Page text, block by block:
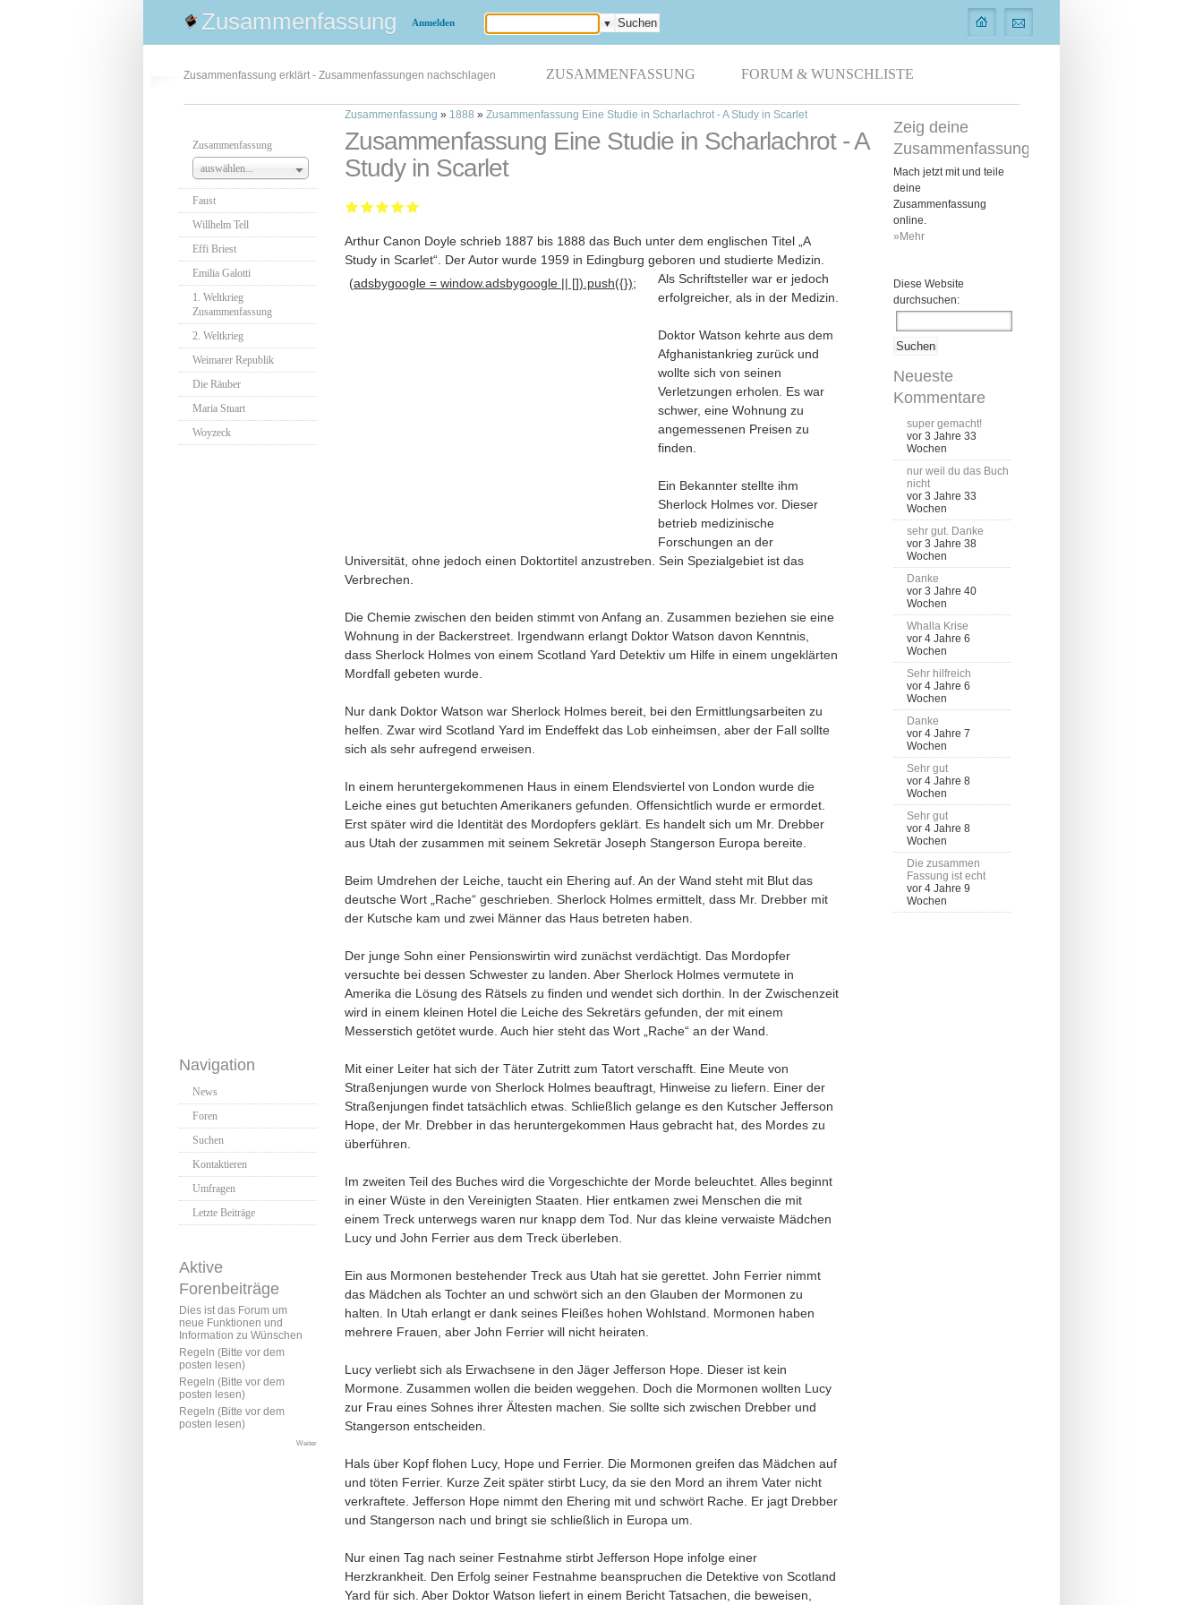
Zusammenfassung Anmelden ▼
Zusammenfassung erklärt - Zusammenfassungen nachschlagen ZUSAMMENFASSUNG FORUM & WUNSCHLISTE
Zusammenfassung
auswählen...
Faust
Willhelm Tell
Effi Briest
Emilia Galotti
1. Weltkrieg
Zusammenfassung
2. Weltkrieg
Weimarer Republik
Die Räuber
Maria Stuart
Woyzeck
Navigation
News
Foren
Suchen
Kontaktieren
Umfragen
Letzte Beiträge
Aktive
Forenbeiträge
Dies ist das Forum um
neue Funktionen und
Information zu Wünschen
Regeln (Bitte vor dem
posten lesen)
Regeln (Bitte vor dem
posten lesen)
Regeln (Bitte vor dem
posten lesen)
Weiter
Zusammenfassung » 1888 » Zusammenfassung Eine Studie in Scharlachrot - A Study in Scarlet
Zusammenfassung Eine Studie in Scharlachrot - A
Study in Scarlet
Arthur Canon Doyle schrieb 1887 bis 1888 das Buch unter dem englischen Titel „A
Study in Scarlet“. Der Autor wurde 1959 in Edingburg geboren und studierte Medizin
(adsbygoogle = window.adsbygoogle || []).push({});
Als Schriftsteller war er jedoch
erfolgreicher, als in der Medizin.
Doktor Watson kehrte aus dem
Afghanistankrieg zurück und
wollte sich von seinen
Verletzungen erholen. Es war
schwer, eine Wohnung zu
angemessenen Preisen zu
finden.
Ein Bekannter stellte ihm
Sherlock Holmes vor. Dieser
betrieb medizinische
Forschungen an der
Universität, ohne jedoch einen Doktortitel anzustreben. Sein Spezialgebiet ist das
Verbrechen.
Die Chemie zwischen den beiden stimmt von Anfang an. Zusammen beziehen sie eine
Wohnung in der Backerstreet. Irgendwann erlangt Doktor Watson davon Kenntnis,
dass Sherlock Holmes von einem Scotland Yard Detektiv um Hilfe in einem ungeklärten
Mordfall gebeten wurde.
Nur dank Doktor Watson war Sherlock Holmes bereit, bei den Ermittlungsarbeiten zu
helfen. Zwar wird Scotland Yard im Endeffekt das Lob einheimsen, aber der Fall sollte
sich als sehr aufregend erweisen.
In einem heruntergekommenen Haus in einem Elendsviertel von London wurde die
Leiche eines gut betuchten Amerikaners gefunden. Offensichtlich wurde er ermordet.
Erst später wird die Identität des Mordopfers geklärt. Es handelt sich um Mr. Drebber
aus Utah der zusammen mit seinem Sekretär Joseph Stangerson Europa bereite.
Beim Umdrehen der Leiche, taucht ein Ehering auf. An der Wand steht mit Blut das
deutsche Wort „Rache“ geschrieben. Sherlock Holmes ermittelt, dass Mr. Drebber mit
der Kutsche kam und zwei Männer das Haus betreten haben.
Der junge Sohn einer Pensionswirtin wird zunächst verdächtigt. Das Mordopfer
versuchte bei dessen Schwester zu landen. Aber Sherlock Holmes vermutete in
Amerika die Lösung des Rätsels zu finden und wendet sich dorthin. In der Zwischenzeit
wird in einem kleinen Hotel die Leiche des Sekretärs gefunden, der mit einem
Messerstich getötet wurde. Auch hier steht das Wort „Rache“ an der Wand.
Mit einer Leiter hat sich der Täter Zutritt zum Tatort verschafft. Eine Meute von
Straßenjungen wurde von Sherlock Holmes beauftragt, Hinweise zu liefern. Einer der
Straßenjungen findet tatsächlich etwas. Schließlich gelange es den Kutscher Jefferson
Hope, der Mr. Drebber in das heruntergekommen Haus gebracht hat, des Mordes zu
überführen.
Im zweiten Teil des Buches wird die Vorgeschichte der Morde beleuchtet. Alles beginnt
in einer Wüste in den Vereinigten Staaten. Hier entkamen zwei Menschen die mit
einem Treck unterwegs waren nur knapp dem Tod. Nur das kleine verwaiste Mädchen
Lucy und John Ferrier aus dem Treck überleben.
Ein aus Mormonen bestehender Treck aus Utah hat sie gerettet. John Ferrier nimmt
das Mädchen als Tochter an und schwört sich an den Glauben der Mormonen zu
halten. In Utah erlangt er dank seines Fleißes hohen Wohlstand. Mormonen haben
mehrere Frauen, aber John Ferrier will nicht heiraten.
Lucy verliebt sich als Erwachsene in den Jäger Jefferson Hope. Dieser ist kein
Mormone. Zusammen wollen die beiden weggehen. Doch die Mormonen wollten Lucy
zur Frau eines Sohnes ihrer Ältesten machen. Sie sollte sich zwischen Drebber und
Stangerson entscheiden.
Hals über Kopf flohen Lucy, Hope und Ferrier. Die Mormonen greifen das Mädchen auf
und töten Ferrier. Kurze Zeit später stirbt Lucy, da sie den Mord an ihrem Vater nicht
verkraftete. Jefferson Hope nimmt den Ehering mit und schwört Rache. Er jagt Drebber
und Stangerson nach und bringt sie schließlich in Europa um.
Nur einen Tag nach seiner Festnahme stirbt Jefferson Hope infolge einer
Herzkrankheit. Den Erfolg seiner Festnahme beanspruchen die Detektive von Scotland
Yard für sich. Aber Doktor Watson liefert in einem Bericht Tatsachen, die beweisen,
Zeig deine
Zusammenfassung
Mach jetzt mit und teile
deine
Zusammenfassung
online.
»Mehr
Diese Website
durchsuchen:
Neueste
Kommentare
super gemacht!
vor 3 Jahre 33
Wochen
nur weil du das Buch
nicht
vor 3 Jahre 33
Wochen
sehr gut. Danke
vor 3 Jahre 38
Wochen
Danke
vor 3 Jahre 40
Wochen
Whalla Krise
vor 4 Jahre 6
Wochen
Sehr hilfreich
vor 4 Jahre 6
Wochen
Danke
vor 4 Jahre 7
Wochen
Sehr gut
vor 4 Jahre 8
Wochen
Sehr gut
vor 4 Jahre 8
Wochen
Die zusammen
Fassung ist echt
vor 4 Jahre 9
Wochen